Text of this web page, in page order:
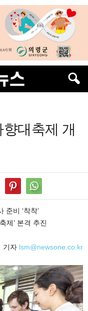
대축제 개
준비 ‘착착’
제’ 본격 추진
기자 lsm@newsone.co.kr